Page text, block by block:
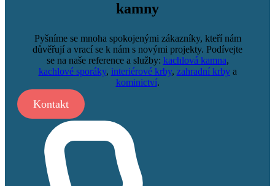
kamny
Pyšníme se mnoha spokojenými zákazníky, kteří nám
důvěřují a vrací se k nám s novými projekty. Podívejte
se na naše reference a služby: kachlová kamna,
kachlové sporáky, interiérové krby, zahradní krbya
kominictví.
Kontakt